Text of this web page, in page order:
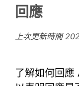
回應
上次更新時間
了解如何回應